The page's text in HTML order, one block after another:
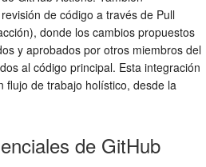
de código a través de Pull
donde los cambios propuestos
y aprobados por otros miembros del
al código principal. Esta integración
flujo de trabajo holístico, desde la
de GitHub